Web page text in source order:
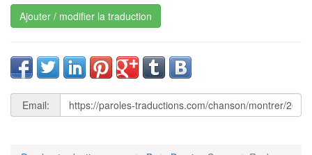
Ajouter / modifier la traduction
Email: